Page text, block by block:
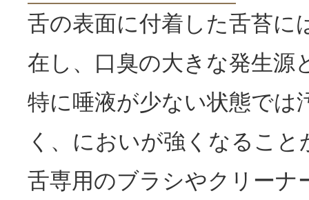
舌の表面に付着した舌苔に
在し、口臭の大きな発生源
特に唾液が少ない状態では
く、においが強くなること
舌専用のブラシやクリーナ